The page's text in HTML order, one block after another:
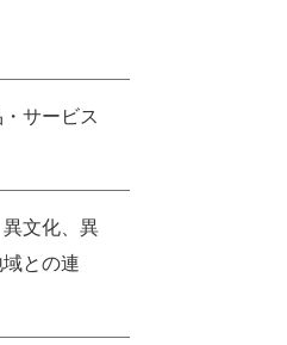
サービス
文化、異
との連